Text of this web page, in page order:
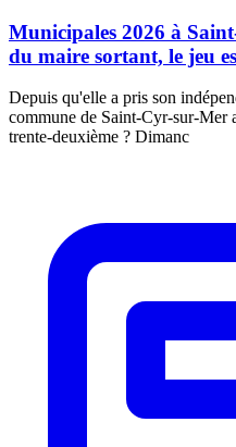
Municipales 2026 à
du maire sortant, le jeu
Depuis qu'elle a pris son
commune de Saint-Cyr-sur-Mer
trente-deuxième ? Dimanc